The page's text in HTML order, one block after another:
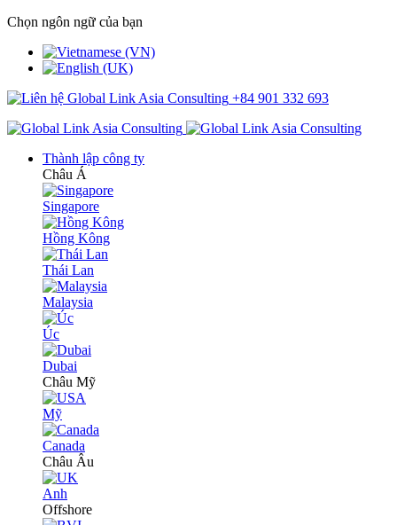
Chọn ngôn ngữ của bạn
+84 901 332 693
Thành lập công ty
Châu Á
Singapore
Hồng Kông
Thái Lan
Malaysia
Úc
Dubai
Châu Mỹ
Mỹ
Canada
Châu Âu
Anh
Offshore